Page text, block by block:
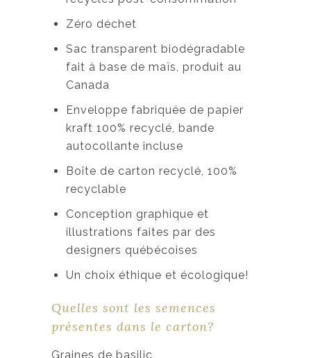
Zéro déchet
Sac transparent biodégradable
fait à base de maïs, produit au
Canada
Enveloppe fabriquée de papier
kraft 100% recyclé, bande
autocollante incluse
Boîte de carton recyclé, 100%
recyclable
Conception graphique et
illustrations faites par des
designers québécoises
Un choix éthique et écologique!
Quelles sont les semences
présentes dans le carton?
Graines de basilic